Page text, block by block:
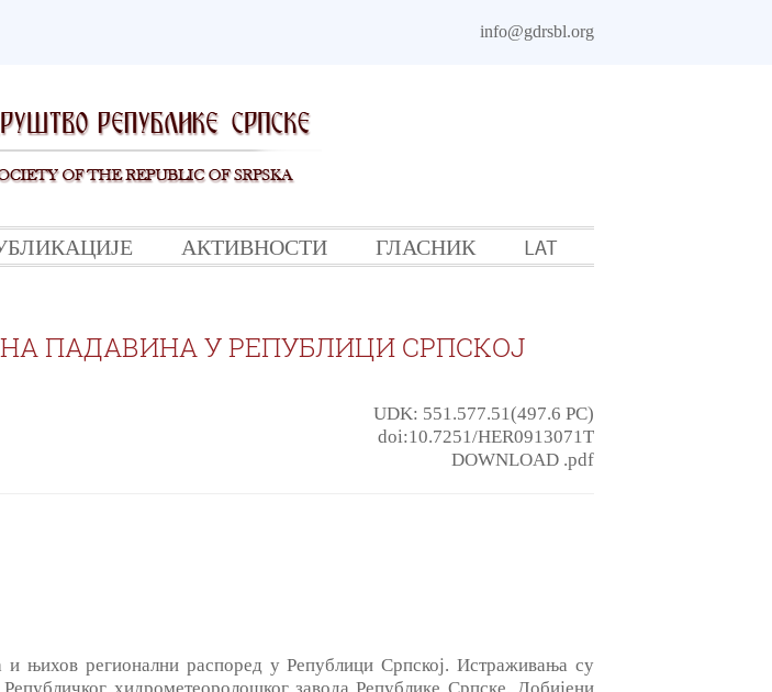
info@gdrsbl.org
АКТИВНОСТИ ГЛАСНИК LAT
ПАДАВИНА У РЕПУБЛИЦИ СРПСКОЈ
UDK: 551.577.51(497.6 РС)
doi:10.7251/HER0913071T
DOWNLOAD .pdf
њихов регионални распоред у Републици Српској. Истраживања су